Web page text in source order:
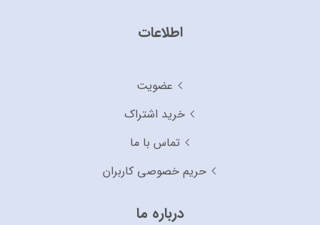
اطلاعات
عضویت
خرید اشتراک
تماس با ما
حریم خصوصی کاربران
درباره ما